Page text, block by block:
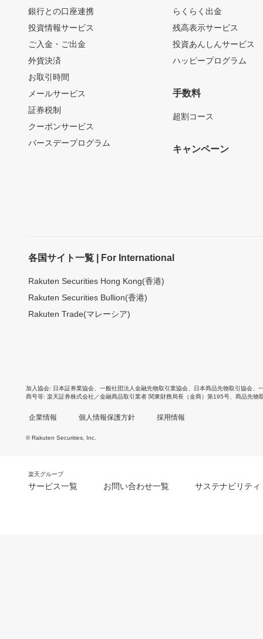
銀行との口座連携
投資情報サービス
ご入金・ご出金
外貨決済
お取引時間
メールサービス
証券税制
クーポンサービス
バースデープログラム
らくらく出金
残高表示サービス
投資あんしんサービス
ハッピープログラム
手数料
超割コース
キャンペーン
各国サイト一覧 | For International
Rakuten Securities Hong Kong(香港)
Rakuten Securities Bullion(香港)
Rakuten Trade(マレーシア)
加入協会 日本証券業協会 一般社団法人金融先物取引業協会 日本商品先物取引協会
商号等 楽天証券株式会社／金融商品取引業者 関東財務局長（金商）第195号、商品先物
企業情報 個人情報保護方針 採用情報
© Rakuten Securities, Inc.
楽天グループ
サービス一覧 お問い合わせ一覧 サステナビリティ